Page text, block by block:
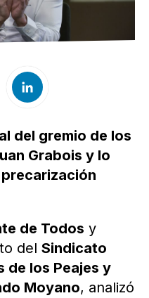
del gremio de los
Grabois y lo
de Todos y
del Sindicato
de los Peajes y
Moyano, analizó